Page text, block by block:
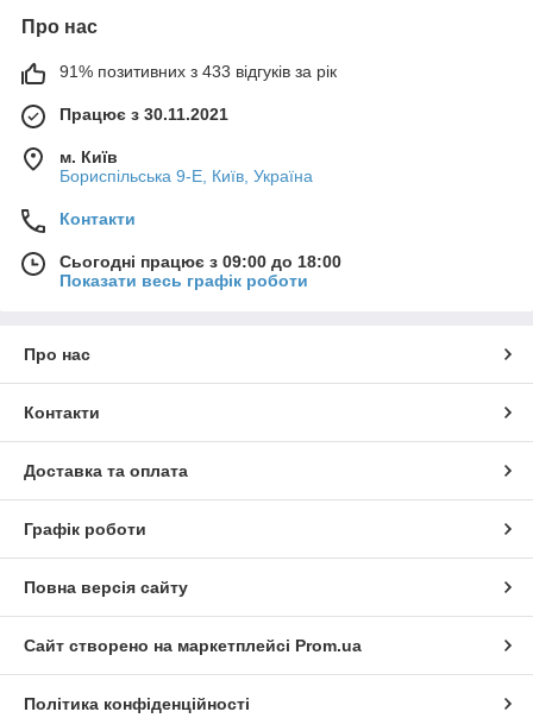
Про нас
91% позитивних з 433 відгуків за рік
Працює з 30.11.2021
м. Київ
Бориспільська 9-Е, Київ, Україна
Контакти
Сьогодні працює з 09:00 до 18:00
Показати весь графік роботи
Про нас
Контакти
Доставка та оплата
Графік роботи
Повна версія сайту
Сайт створено на маркетплейсі Prom.ua
Політика конфіденційності